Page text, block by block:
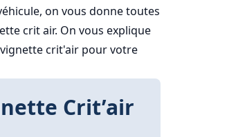
on vous donne toutes
crit air. On vous explique
crit'air pour votre
Crit’air